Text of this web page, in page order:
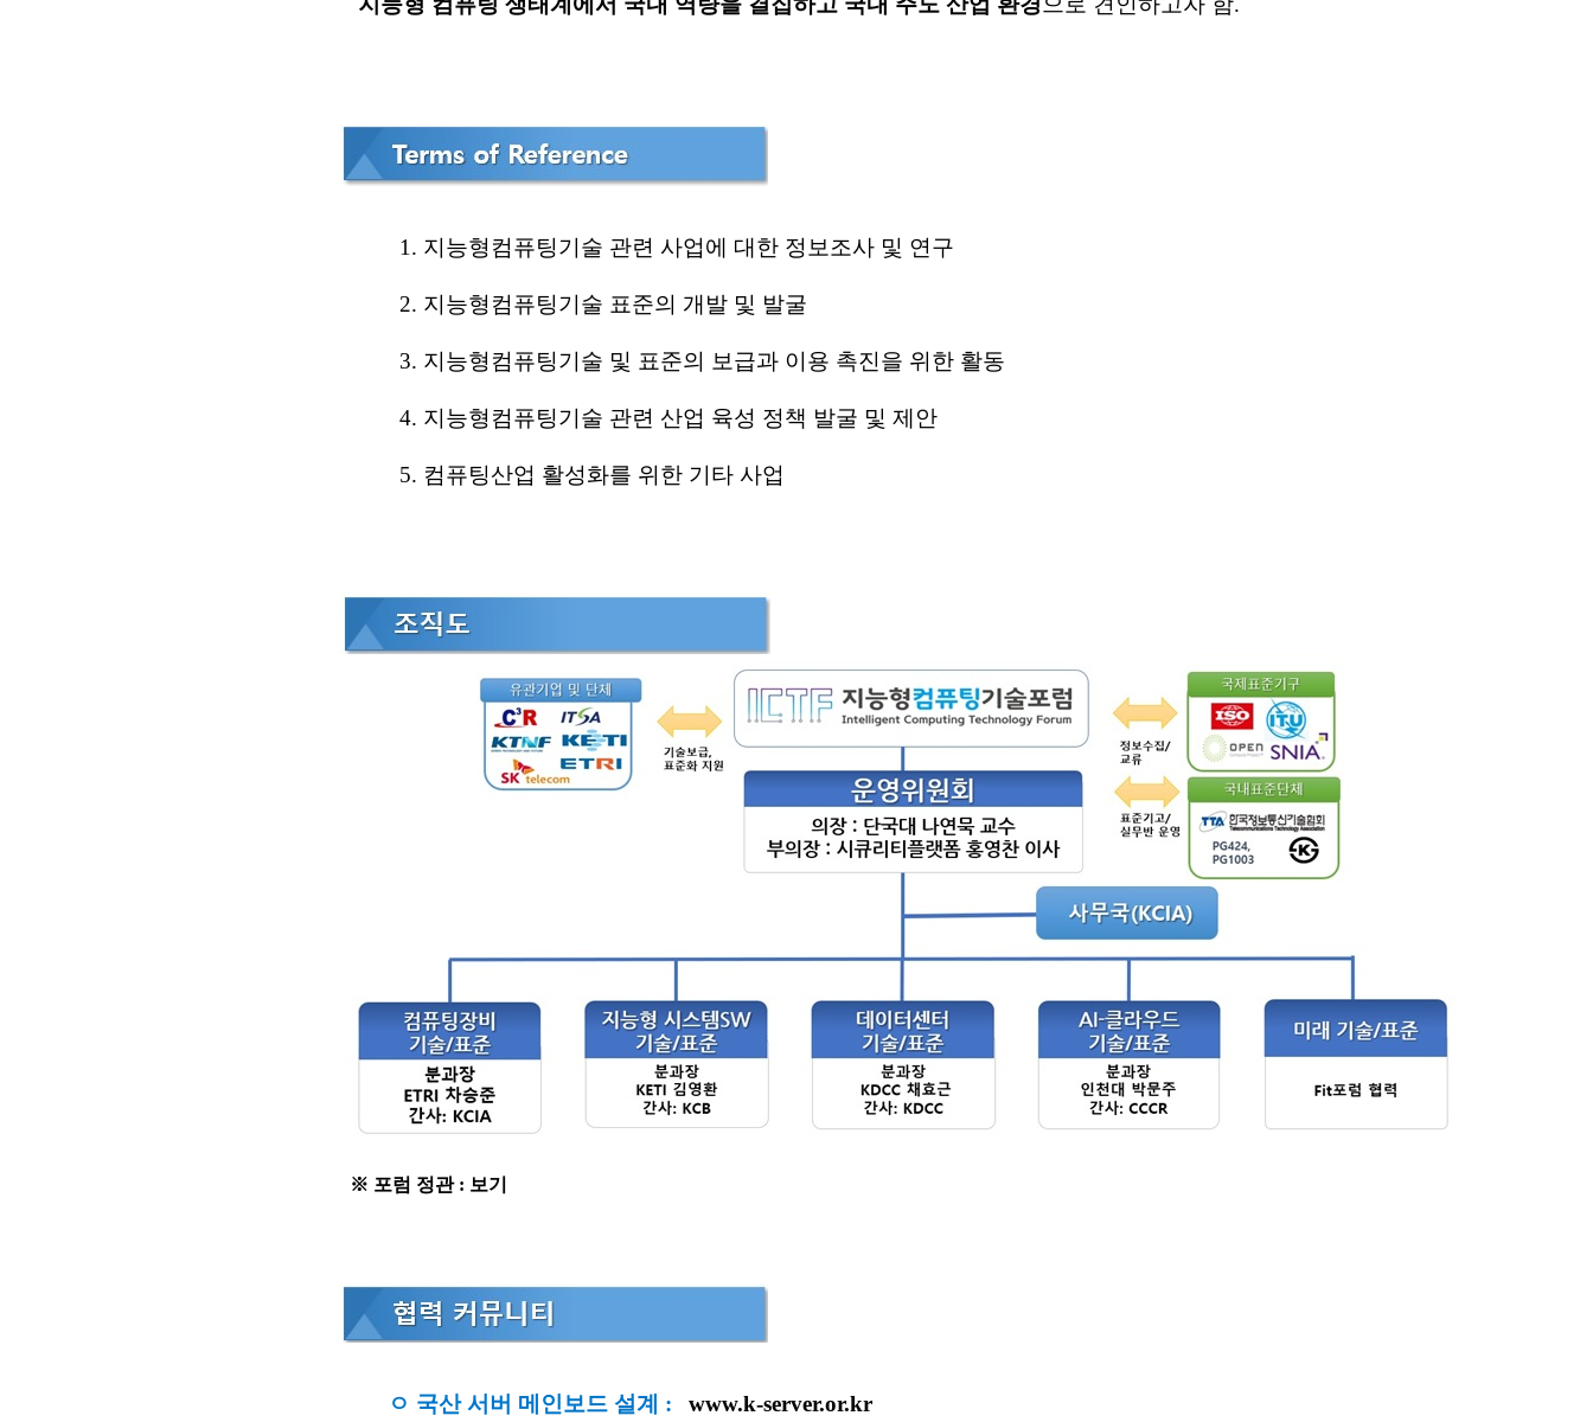
1. 지능형컴퓨팅기술 관련 사업에 대한 정보조사 및 연구
2. 지능형컴퓨팅기술 표준의 개발 및 발굴
3. 지능형컴퓨팅기술 및 표준의 보급과 이용 촉진을 위한 활동
4. 지능형컴퓨팅기술 관련 산업 육성 정책 발굴 및 제안
5. 컴퓨팅산업 활성화를 위한 기타 사업
※ 포럼 정관 : 보기
ㅇ 국산 서버 메인보드 설계 : www.k-server.or.kr